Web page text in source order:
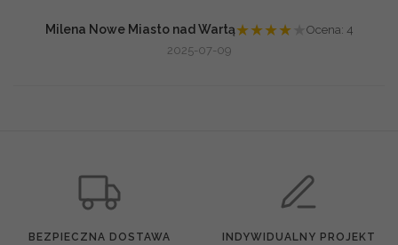
Milena Nowe Miasto nad Wartą★★★★
Ocena: 4
2025-07-09
BEZPIECZNA DOSTAWA INDYWIDUALNY PROJEKT